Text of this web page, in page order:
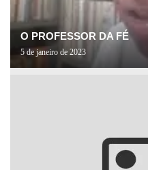
O PROFESSOR DA FÉ
5 de janeiro de 2023